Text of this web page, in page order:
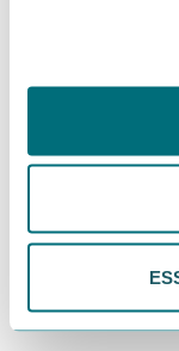
tes données
essentiels, ce
tes préférences.
moment. Pour
politique de
Combien de
Que se passe-t-il
retournez
partiel, le bon
des produits non